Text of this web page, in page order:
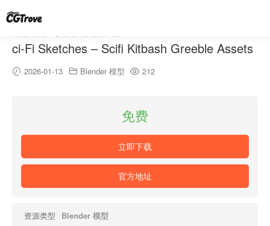
ci-Fi Sketches – Scifi Kitbash Greeble Assets
2026-01-13 Blender 模型 212
免费
立即下载
官方地址
资源类型
Blender 模型